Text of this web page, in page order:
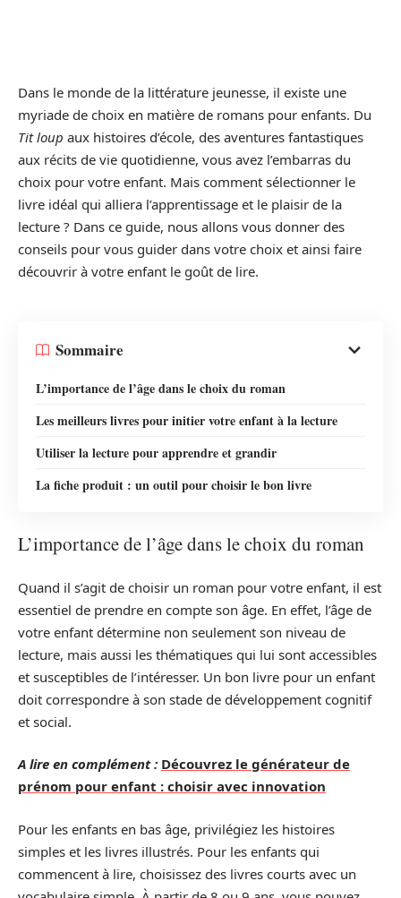
Dans le monde de la littérature jeunesse, il existe une
myriade de choix en matière de romans pour enfants. Du
Tit loup aux histoires d’école, des aventures fantastiques
aux récits de vie quotidienne, vous avez l’embarras du
choix pour votre enfant. Mais comment sélectionner le
livre idéal qui alliera l’apprentissage et le plaisir de la
lecture ? Dans ce guide, nous allons vous donner des
conseils pour vous guider dans votre choix et ainsi faire
découvrir à votre enfant le goût de lire.
Sommaire
L’importance de l’âge dans le choix du roman
Les meilleurs livres pour initier votre enfant à la lecture
Utiliser la lecture pour apprendre et grandir
La fiche produit : un outil pour choisir le bon livre
L’importance de l’âge dans le choix du roman
Quand il s’agit de choisir un roman pour votre enfant, il est
essentiel de prendre en compte son âge. En effet, l’âge de
votre enfant détermine non seulement son niveau de
lecture, mais aussi les thématiques qui lui sont accessibles
et susceptibles de l’intéresser. Un bon livre pour un enfant
doit correspondre à son stade de développement cognitif
et social.
A lire en complément : Découvrez le générateur de
prénom pour enfant : choisir avec innovation
Pour les enfants en bas âge, privilégiez les histoires
simples et les livres illustrés. Pour les enfants qui
commencent à lire, choisissez des livres courts avec un